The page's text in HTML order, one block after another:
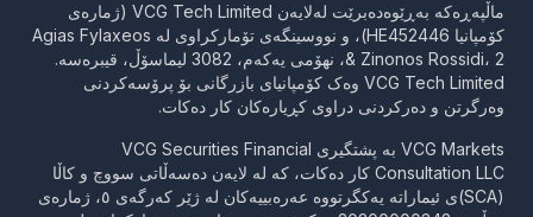
ماڵپەڕەکە بەڕێوەدەبرێت لەلایەن VCG Tech Limited (ژمارەی
کۆمپانیا HE452446)، و نووسینگەی تۆمارکراوی لە Agias Fylaxeos
& Zinonos Rossidi، 2، نهۆمی یەکەم، 3082 لیماسۆڵ، قیبرەسە.
VCG Tech Limited وەک کۆمپانیای بازرگانی بۆ پرۆسەکردنی
وەرگرتن و دەرکردنی دراوی کڕیارەکان کار دەکات.
VCG Markets بە پشتگیری VCG Securities Financial
Consultation LLC کار دەکات، کە لە لایەن دەسەڵاتی سووچ و کاڵا
(SCA)ی ئیماراتە یەکگرتووە عەرەبییەکان لە ژێر کەرگەی ٥، ژمارەی